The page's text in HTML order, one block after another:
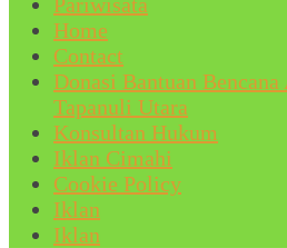
Home
Contact
Donasi Bantuan
Tapanuli Utara
Konsultan Hukum
Iklan Cimahi
Cookie Policy
Iklan
Iklan